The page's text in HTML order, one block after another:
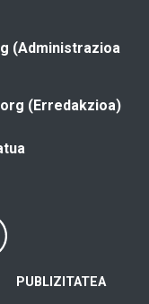
(Administrazioa
(Erredakzioa)
PUBLIZITATEA